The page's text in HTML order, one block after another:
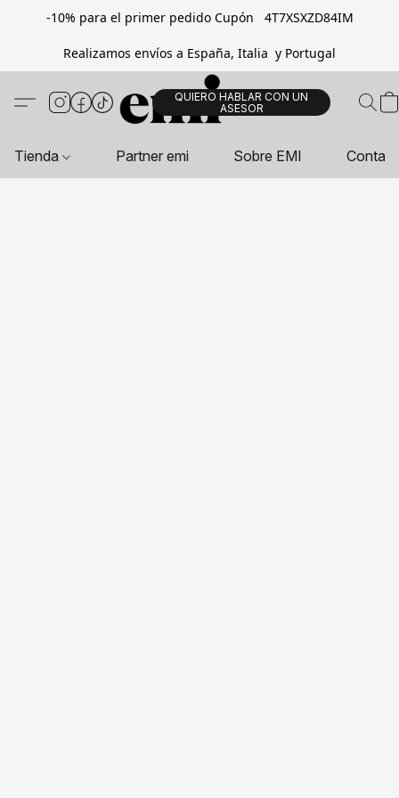
-10% para el primer pedido Cupón 4T7XSXZD84IM
Realizamos envíos a España, Italia y Portugal
QUIERO HABLAR CON UN
ASESOR
Tienda Partner emi Sobre EMI